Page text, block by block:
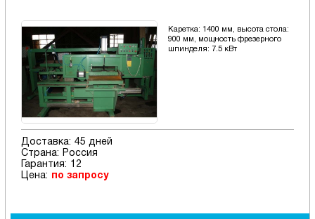
Каретка: 1400 мм, высота стола:
900 мм, мощность фрезерного
шпинделя: 7.5 кВт
Доставка: 45 дней
Страна:
Россия
Гарантия:
12
Цена:
по запросу